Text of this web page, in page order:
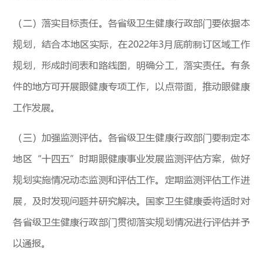
（二）落实目标责任。各省级卫生健康行政部门要依据本
规划，结合本地区实际，在2022年3月底前制订区域工作
规划，形成时间表和路线图，明确分工，落实责任。有条
件的地方可开展眼健康专项工作，以点带面，推动眼健康
工作发展。
（三）加强监测评估。各省级卫生健康行政部门要制定本
地区“十四五”时期眼健康事业发展监测评估方案，做好
规划实施情况动态监测和评估工作。定期监测评估工作进
展，及时发现问题并研究解决。国家卫生健康委将适时对
各省级卫生健康行政部门贯彻落实规划情况进行评估并予
以通报。